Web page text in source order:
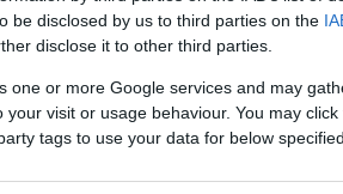
be disclosed by us to third parties on the
disclose it to other third parties.
one or more Google services and may
visit or usage behaviour. You may
tags to use your data for below
RSS
2012.08.02. 09:00MÉSZY
Moscow |TifoTV